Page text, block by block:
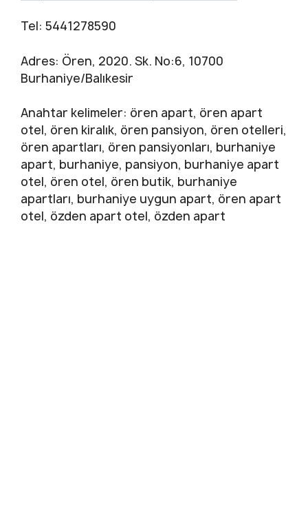
Tel: 5441278590
Adres: Ören, 2020. Sk. No:6, 10700
Burhaniye/Balıkesir
Anahtar kelimeler: ören apart, ören apart
otel, ören kiralık, ören pansiyon, ören otelleri,
ören apartları, ören pansiyonları, burhaniye
apart, burhaniye, pansiyon, burhaniye apart
otel, ören otel, ören butik, burhaniye
apartları, burhaniye uygun apart, ören apart
otel, özden apart otel, özden apart